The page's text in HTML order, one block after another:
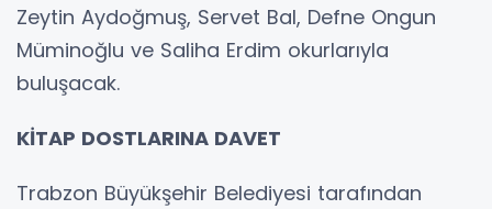
Zeytin Aydoğmuş, Servet Bal, Defne Ongun
Müminoğlu ve Saliha Erdim okurlarıyla
buluşacak.
KİTAP DOSTLARINA DAVET
Trabzon Büyükşehir Belediyesi tarafından